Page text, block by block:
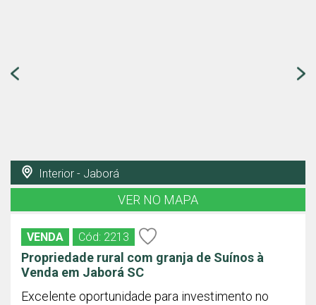
Interior - Jaborá
VER NO MAPA
VENDA Cód: 2213
Propriedade rural com granja de Suínos à
Venda em Jaborá SC
Excelente oportunidade para investimento no